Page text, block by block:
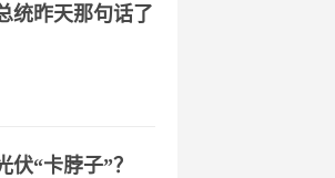
统昨天那句话了
“卡脖子”？